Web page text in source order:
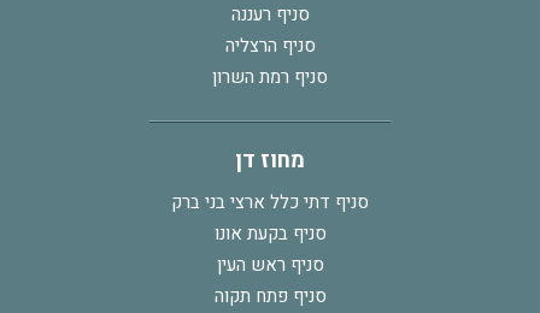
סניף רעננה
סניף הרצליה
סניף רמת השרון
מחוז דן
סניף דתי כלל ארצי בני ברק
סניף בקעת אונו
סניף ראש העין
סניף פתח תקוה